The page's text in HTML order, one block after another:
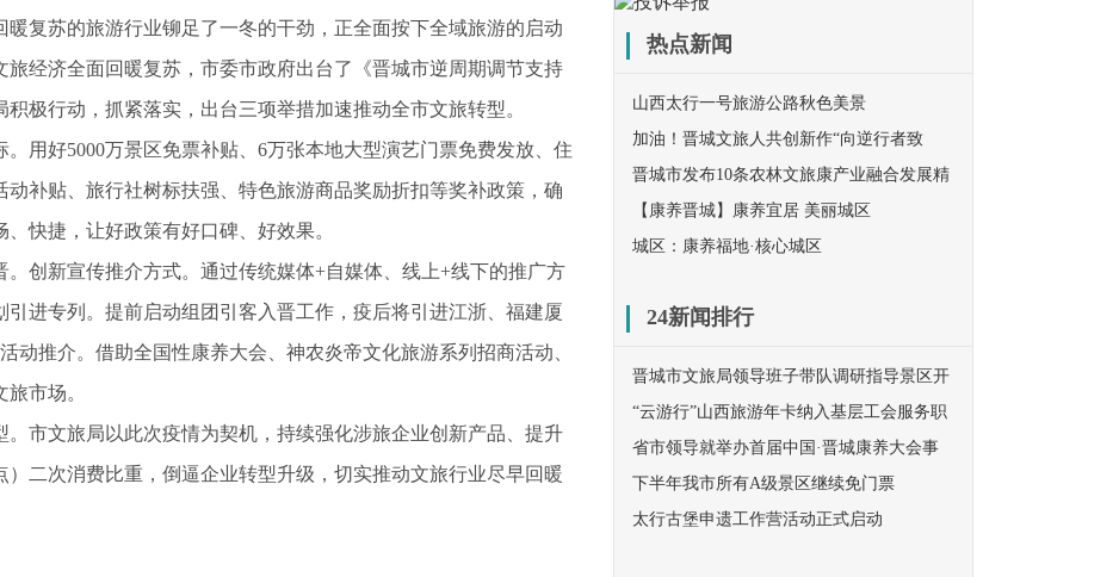
苏的旅游行业铆足了一冬的干劲，正全面按下全域旅游的启动
经济全面回暖复苏，市委市政府出台了《晋城市逆周期调节支持
极行动，抓紧落实，出台三项举措加速推动全市文旅转型。
好5000万景区免票补贴、6万张本地大型演艺门票免费发放、住
补贴、旅行社树标扶强、特色旅游商品奖励折扣等奖补政策，确
快捷，让好政策有好口碑、好效果。
新宣传推介方式。通过传统媒体+自媒体、线上+线下的推广方
进专列。提前启动组团引客入晋工作，疫后将引进江浙、福建厦
动推介。借助全国性康养大会、神农炎帝文化旅游系列招商活动、
市场。
市文旅局以此次疫情为契机，持续强化涉旅企业创新产品、提升
二次消费比重，倒逼企业转型升级，切实推动文旅行业尽早回暖
热点新闻
山西太行一号旅游公路秋色美景
加油！晋城文旅人共创新作“向逆行者致
敬”！
晋城市发布10条农林文旅康产业融合发展精
品线路
【康养晋城】康养宜居 美丽城区
城区：康养福地·核心城区
24新闻排行
晋城市文旅局领导班子带队调研指导景区开
放工作
“云游行”山西旅游年卡纳入基层工会服务职
工范围
省市领导就举办首届中国·晋城康养大会事
宜赴京与民革中央对接
下半年我市所有A级景区继续免门票
太行古堡申遗工作营活动正式启动